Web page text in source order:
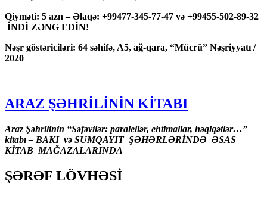
Qiyməti: 5 azn – Əlaqə: +99477-345-77-47 və +99455-502-89-32
İNDİ ZƏNG EDİN!
Nəşr göstəriciləri: 64 səhifə, A5, ağ-qara, “Mücrü” Nəşriyyatı /
2020
ARAZ ŞƏHRİLİNİN KİTABI
Araz Şəhrilinin “Səfəvilər: paralellər, ehtimallar, həqiqətlər…”
kitabı – BAKI və SUMQAYIT ŞƏHƏRLƏRİNDƏ ƏSAS
KİTAB MAĞAZALARINDA
ŞƏRƏF LÖVHƏSİ